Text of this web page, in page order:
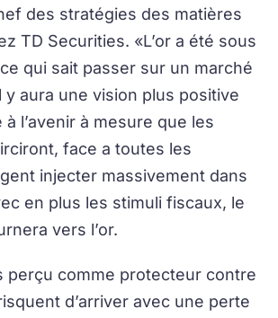
des stratégies des matières
TD Securities. «L’or a été sous
qui sait passer sur un marché
aura une vision plus positive
à l’avenir à mesure que les
face a toutes les
injecter massivement dans
en plus les stimuli fiscaux, le
vers l’or.
perçu comme protecteur contre
d’arriver avec une perte